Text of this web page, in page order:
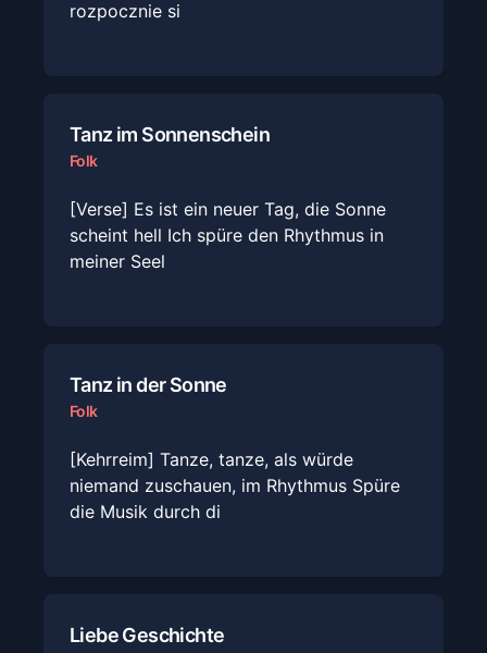
rozpocznie si
Tanz im Sonnenschein
Folk
[Verse] Es ist ein neuer Tag, die Sonne
scheint hell Ich spüre den Rhythmus in
meiner Seel
Tanz in der Sonne
Folk
[Kehrreim] Tanze, tanze, als würde
niemand zuschauen, im Rhythmus Spüre
die Musik durch di
Liebe Geschichte